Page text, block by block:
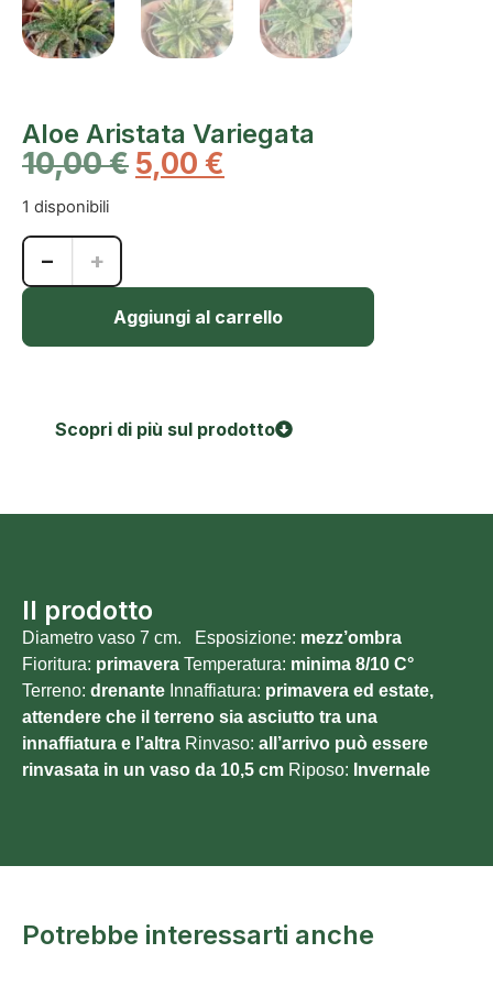
Aloe Aristata Variegata
10,00€ 5,00 €
1 disponibili
− +
Aggiungi al carrello
Scopri di più sul prodotto
Il prodotto
Diametro vaso 7 cm. Esposizione: mezz’ombra
Fioritura: primavera Temperatura: minima 8/10 C°
Terreno: drenante Innaffiatura: primavera ed estate,
attendere che il terreno sia asciutto tra una
innaffiatura e l’altra Rinvaso: all’arrivo può essere
rinvasata in un vaso da 10,5 cm Riposo: Invernale
Potrebbe interessarti anche